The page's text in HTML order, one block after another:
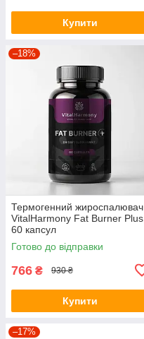
Купити
–18%
Термогенний жироспалювач
VitalHarmony Fat Burner Plus,
60 капсул
Готово до відправки
766 ₴ 930 ₴
Купити
–17%